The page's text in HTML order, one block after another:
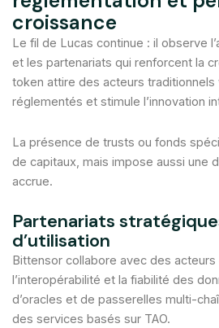
croissance
Le fil de Lucas continue : il observe
et les partenariats qui renforcent la
token attire des acteurs traditionnels
réglementés et stimule l’innovation
La présence de trusts ou fonds
de capitaux, mais impose aussi une
accrue.
Partenariats
d’utilisation
Bittensor collabore avec des
l’interopérabilité et la fiabilité des
d’oracles et de passerelles multi-
des services basés sur TAO.